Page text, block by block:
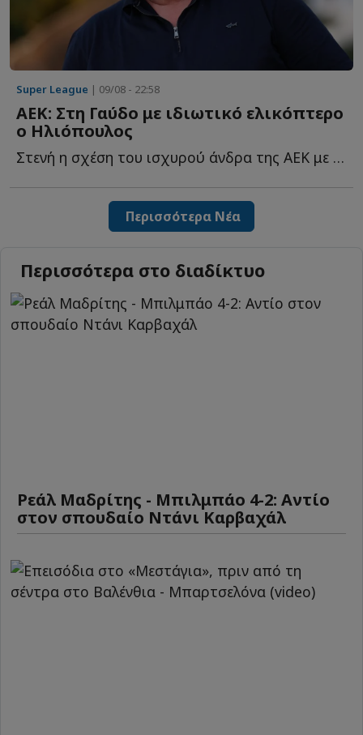
Super League | 09/08 - 22:58
ΑΕΚ: Στη Γαύδο με ιδιωτικό ελικόπτερο
ο Ηλιόπουλος
Στενή η σχέση του ισχυρού άνδρα της ΑΕΚ με το ακριτικό ν...
Περισσότερα Νέα
Περισσότερα στο διαδίκτυο
Ρεάλ Μαδρίτης - Μπιλμπάο 4-2: Αντίο
στον σπουδαίο Ντάνι Καρβαχάλ